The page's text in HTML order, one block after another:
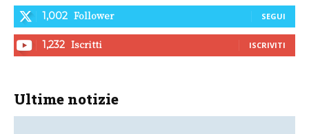
1,002 Follower SEGUI
1,232 Iscritti ISCRIVITI
Ultime notizie